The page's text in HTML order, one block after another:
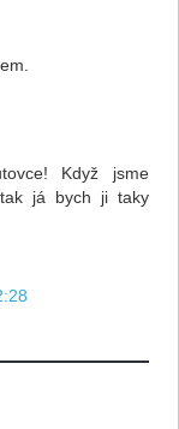
Když jsme
já bych ji taky